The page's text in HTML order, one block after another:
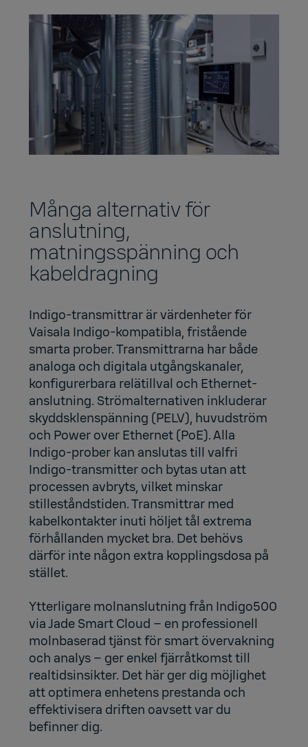
Många alternativ för
anslutning,
matningsspänning och
kabeldragning
Indigo-transmittrar är värdenheter för
Vaisala Indigo-kompatibla, fristående
smarta prober. Transmittrarna har både
analoga och digitala utgångskanaler,
konfigurerbara relätillval och Ethernet-
anslutning. Strömalternativen inkluderar
skyddsklenspänning (PELV), huvudström
och Power over Ethernet (PoE). Alla
Indigo-prober kan anslutas till valfri
Indigo-transmitter och bytas utan att
processen avbryts, vilket minskar
stilleståndstiden. Transmittrar med
kabelkontakter inuti höljet tål extrema
förhållanden mycket bra. Det behövs
därför inte någon extra kopplingsdosa på
stället.
Ytterligare molnanslutning från Indigo500
via Jade Smart Cloud – en professionell
molnbaserad tjänst för smart övervakning
och analys – ger enkel fjärråtkomst till
realtidsinsikter. Det här ger dig möjlighet
att optimera enhetens prestanda och
effektivisera driften oavsett var du
befinner dig.